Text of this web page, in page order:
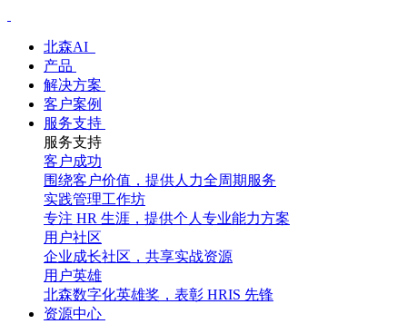
北森AI
产品
解决方案
客户案例
服务支持
服务支持
客户成功
围绕客户价值，提供人力全周期服务
实践管理工作坊
专注 HR 生涯，提供个人专业能力方案
用户社区
企业成长社区，共享实战资源
用户英雄
北森数字化英雄奖，表彰 HRIS 先锋
资源中心